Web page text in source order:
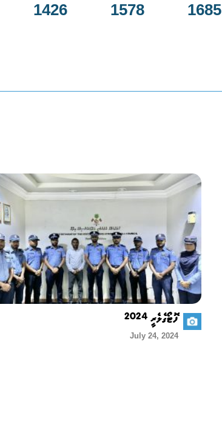
1685
1578
1426
ފޮޓޯގެލެރީ 2024
July 24, 2024